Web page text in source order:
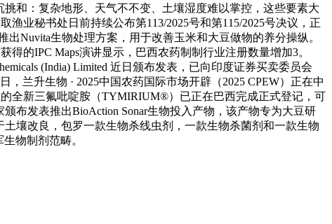
和：复杂地形、天气不不变、土壤湿度难以掌控，这些要素大
业秘书处日前持续公布第113/2025号和第115/2025号决议，正
Nuvita生物处理方案，用于改善玉米和大豆做物的养分操纵。
的IPC Maps演讲显示，巴西农药制制行业注册数量增加3。
(India) Limited 近日颁布发表，已向印度证券买卖委员会
兰升生物 · 2025中国农药国际市场开辟（2025 CPEW）正在中
全新三氟吡啶胺（TYMIRIUM®）已正在巴西完成正式登记，可
布发表推出BioAction Sonar生物投入产物，该产物专为大豆研
壤改良，包罗一款生物杀线虫剂，一款生物杀菌剂和一款生物
物制剂范畴。